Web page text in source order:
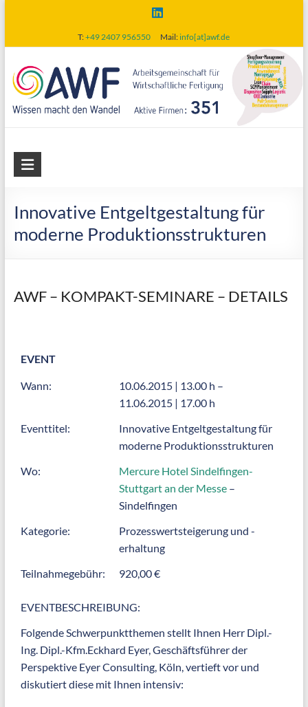
content
T:+49 2407 956550 Mail:info[at]awf.de
AWF
wirtschaftliche
Fertigung
Innovative Entgeltgestaltung für
moderne Produktionsstrukturen
AWF – KOMPAKT-SEMINARE – DETAILS
EVENT
Wann:
10.06.2015 | 13.00 h –
11.06.2015 | 17.00 h
Eventtitel:
Innovative Entgeltgestaltung für
moderne Produktionsstrukturen
Wo:
Mercure Hotel Sindelfingen-
Stuttgart an der Messe–
Sindelfingen
Kategorie:
Prozesswertsteigerung und -
erhaltung
Teilnahmegebühr:
920,00 €
EVENTBESCHREIBUNG:
Folgende Schwerpunktthemen stellt Ihnen Herr Dipl.-
Ing. Dipl.-Kfm.Eckhard Eyer, Geschäftsführer der
Perspektive Eyer Consulting, Köln, vertieft vor und
diskutiert diese mit Ihnen intensiv: